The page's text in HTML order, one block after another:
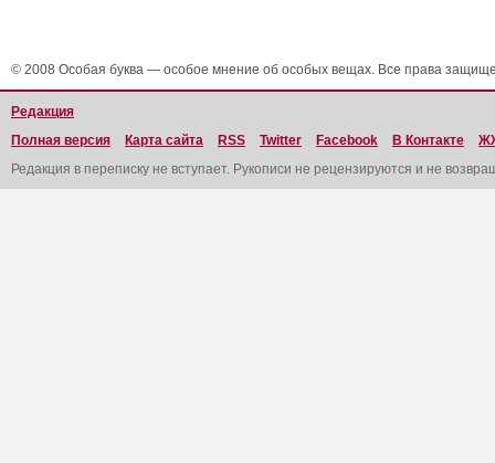
© 2008 Особая буква — особое мнение об особых вещах. Все права
Редакция
Полная версия
Карта сайта RSS Twitter Facebook В Контакте
Редакция в переписку не вступает. Рукописи не рецензируются и не